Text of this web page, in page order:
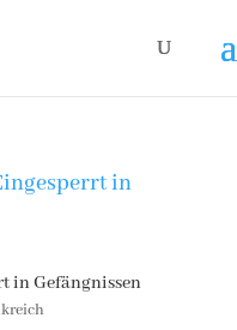
in Gefängnissen